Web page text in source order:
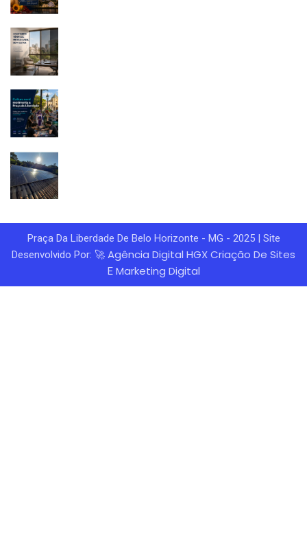
Praça Da Liberdade De Belo Horizonte - MG - 2025 | Site
Desenvolvido Por: 🚀 Agência Digital HGXCriação De Sites
E Marketing Digital